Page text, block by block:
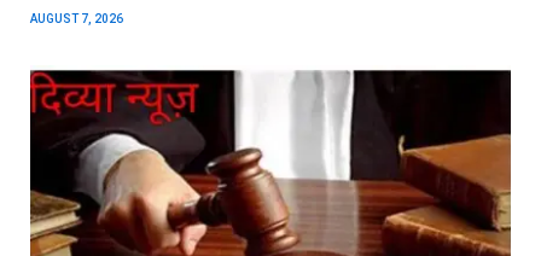
AUGUST 7, 2026